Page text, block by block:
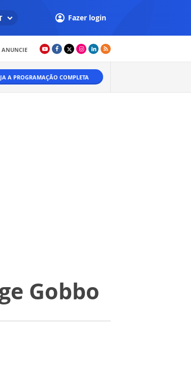
Fazer login
ANUNCIE
A PROGRAMAÇÃO COMPLETA
Gobbo